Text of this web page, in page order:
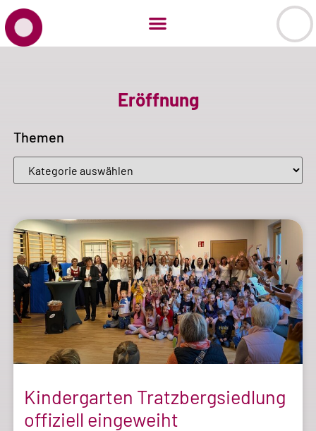
Eröffnung
Themen
Kindergarten Tratzbergsiedlung
offiziell eingeweiht